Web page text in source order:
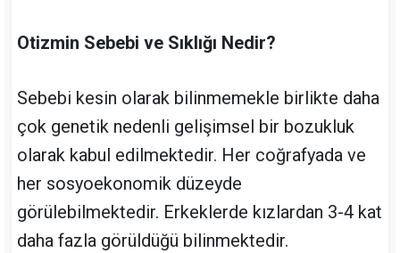
Otizmin Sebebi ve Sıklığı Nedir?
Sebebi kesin olarak bilinmemekle birlikte daha
çok genetik nedenli gelişimsel bir bozukluk
olarak kabul edilmektedir. Her coğrafyada ve
her sosyoekonomik düzeyde
görülebilmektedir. Erkeklerde kızlardan 3-4 kat
daha fazla görüldüğü bilinmektedir.